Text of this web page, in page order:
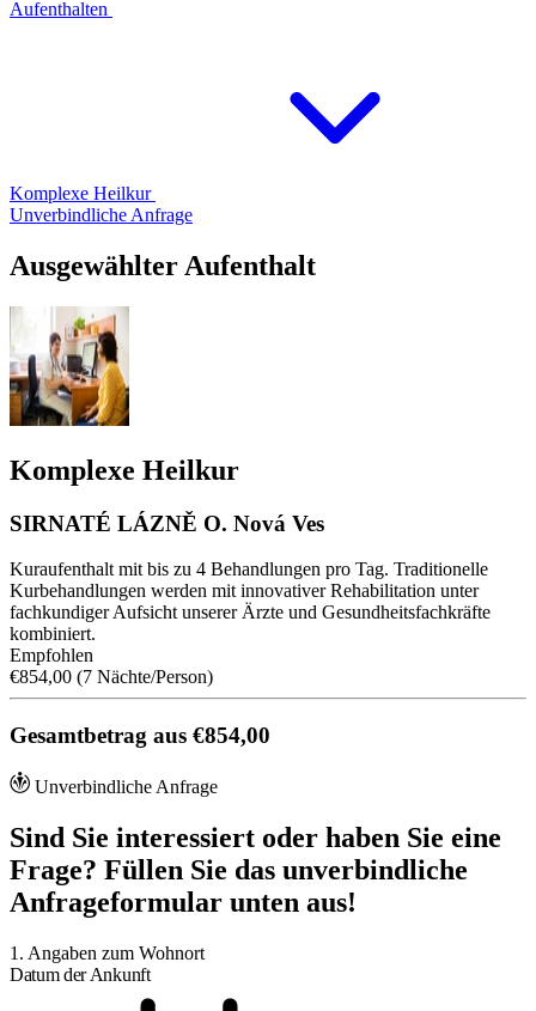
Aufenthalten
Komplexe Heilkur
Unverbindliche Anfrage
Ausgewählter Aufenthalt
Komplexe Heilkur
SIRNATÉ LÁZNĚ O. Nová Ves
Kuraufenthalt mit bis zu 4 Behandlungen pro Tag. Traditionelle
Kurbehandlungen werden mit innovativer Rehabilitation unter
fachkundiger Aufsicht unserer Ärzte und Gesundheitsfachkräfte
kombiniert.
Empfohlen
€854,00 (7 Nächte/Person)
Gesamtbetrag aus €854,00
Unverbindliche Anfrage
Sind Sie interessiert oder haben Sie eine
Frage? Füllen Sie das unverbindliche
Anfrageformular unten aus!
1. Angaben zum Wohnort
Datum der Ankunft